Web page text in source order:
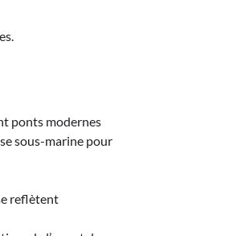
ponts modernes
sous-marine pour
reflètent